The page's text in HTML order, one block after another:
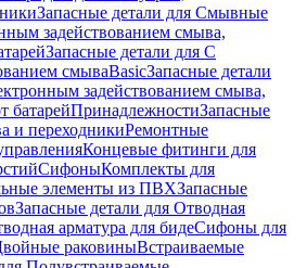
Запасные детали для Смывные
задействованием смыва,
Запасные детали для С
смываBasicЗапасные детали
задействованием смыва,
батарейПринадлежностиЗапасные
и переходникиРемонтные
Концевые фитинги для
СифоныКомплекты для
элементы из ПВХЗапасные
Запасные детали для Отводная
арматура для бидеСифоны для
раковиныВстраиваемые